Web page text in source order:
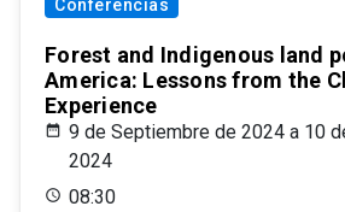
Conferencias
Forest and Indigenous land
America: Lessons from the
Experience
9 de Septiembre de 2024 a 10
2024
08:30